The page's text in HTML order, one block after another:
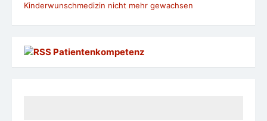
Kinderwunschmedizin nicht mehr gewachsen
Patientenkompetenz